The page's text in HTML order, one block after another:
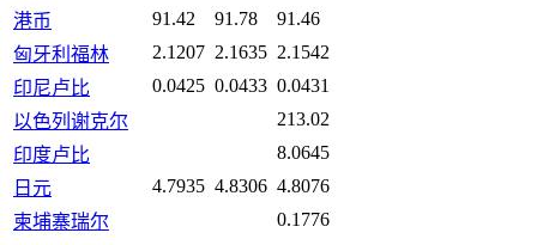
港币
91.42 91.78
91.46
匈牙利福林
2.1207 2.1635 2.1542
印尼卢比
0.0425 0.0433 0.0431
以色列谢克尔
213.02
印度卢比
8.0645
日元
4.7935 4.8306 4.8076
柬埔寨瑞尔
0.1776